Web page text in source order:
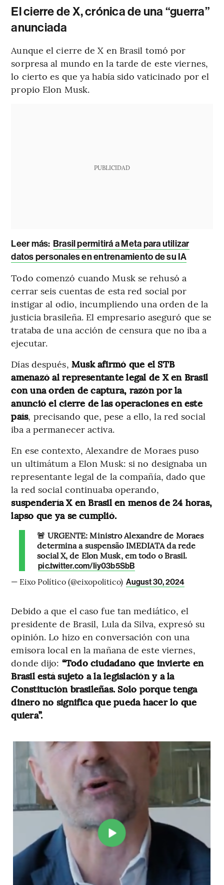
El cierre de X, crónica de una “guerra”
anunciada
Aunque el cierre de X en Brasil tomó por
sorpresa al mundo en la tarde de este viernes,
lo cierto es que ya había sido vaticinado por el
propio Elon Musk.
PUBLICIDAD
Leer más: Brasil permitirá a Meta para utilizar
datos personales en entrenamiento de su IA
Todo comenzó cuando Musk se rehusó a
cerrar seis cuentas de esta red social por
instigar al odio, incumpliendo una orden de la
justicia brasileña. El empresario aseguró que se
trataba de una acción de censura que no iba a
ejecutar.
Días después, Musk afirmó que el STB
amenazó al representante legal de X en Brasil
con una orden de captura, razón por la
anunció el cierre de las operaciones en este
país, precisando que, pese a ello, la red social
iba a permanecer activa.
En ese contexto, Alexandre de Moraes puso
un ultimátum a Elon Musk: si no designaba un
representante legal de la compañía, dado que
la red social continuaba operando,
suspendería X en Brasil en menos de 24 horas,
lapso que ya se cumplió.
🚨 URGENTE: Ministro Alexandre de Moraes
determina a suspensão IMEDIATA da rede
social X, de Elon Musk, em todo o Brasil.
pic.twitter.com/Iiy03b5SbB
— Eixo Político (@eixopolitico) August 30, 2024
Debido a que el caso fue tan mediático, el
presidente de Brasil, Lula da Silva, expresó su
opinión. Lo hizo en conversación con una
emisora local en la mañana de este viernes,
donde dijo: “Todo ciudadano que invierte en
Brasil está sujeto a la legislación y a la
Constitución brasileñas. Solo porque tenga
dinero no significa que pueda hacer lo que
quiera”.